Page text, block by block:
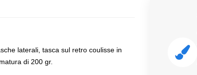
laterali, tasca sul retro coulisse in
di 200 gr.